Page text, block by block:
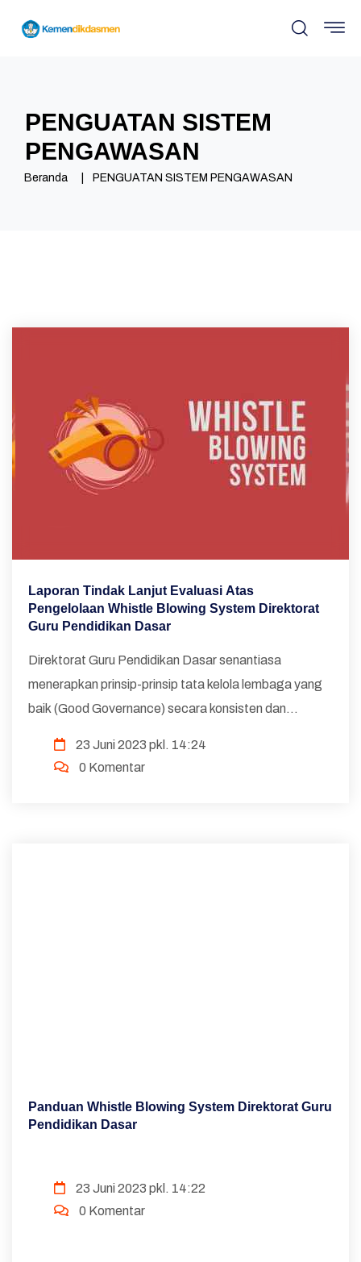
PENGUATAN SISTEM
PENGAWASAN
Beranda PENGUATAN SISTEM PENGAWASAN
Laporan Tindak Lanjut Evaluasi Atas
Pengelolaan Whistle Blowing System Direktorat
Guru Pendidikan Dasar
Direktorat Guru Pendidikan Dasar senantiasa
menerapkan prinsip-prinsip tata kelola lembaga yang
baik (Good Governance) secara konsisten dan
23 Juni 2023 pkl. 14:24
0 Komentar
Panduan Whistle Blowing System Direktorat Guru
Pendidikan Dasar
23 Juni 2023 pkl. 14:22
0 Komentar